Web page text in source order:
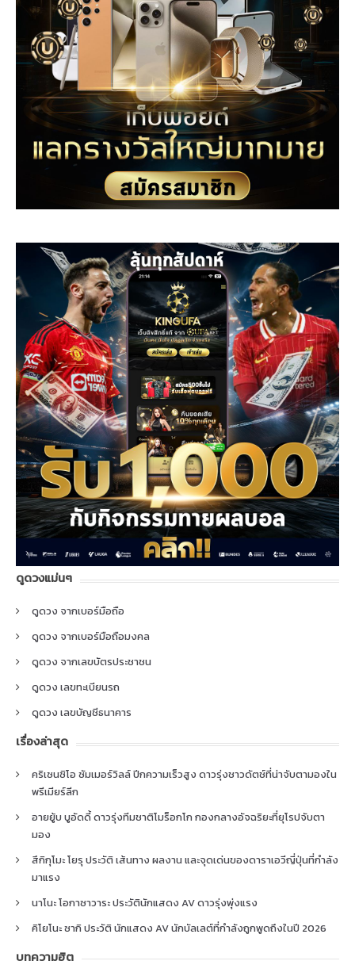
ดูดวงแม่นๆ
ดูดวง จากเบอร์มือถือ
ดูดวง จากเบอร์มือถือมงคล
ดูดวง จากเลขบัตรประชาชน
ดูดวง เลขทะเบียนรถ
ดูดวง เลขบัญชีธนาคาร
เรื่องล่าสุด
คริเซนซิโอ ซัมเมอร์วิลล์ ปีกความเร็วสูง ดาวรุ่งชาวดัตช์ที่น่าจับตามองใน
พรีเมียร์ลีก
อายยู้บ บูอัดดี้ ดาวรุ่งทีมชาติโมร็อกโก กองกลางอัจฉริยะที่ยุโรปจับตา
มอง
สึกิกุโมะ โยรุ ประวัติ เส้นทาง ผลงาน และจุดเด่นของดาราเอวีญี่ปุ่นที่กำลัง
มาแรง
นาโนะ โอกาซาวาระ ประวัตินักแสดง AV ดาวรุ่งพุ่งแรง
คิโยโนะ ซากิ ประวัติ นักแสดง AV นักบัลเลต์ที่กำลังถูกพูดถึงในปี 2026
บทความฮิต